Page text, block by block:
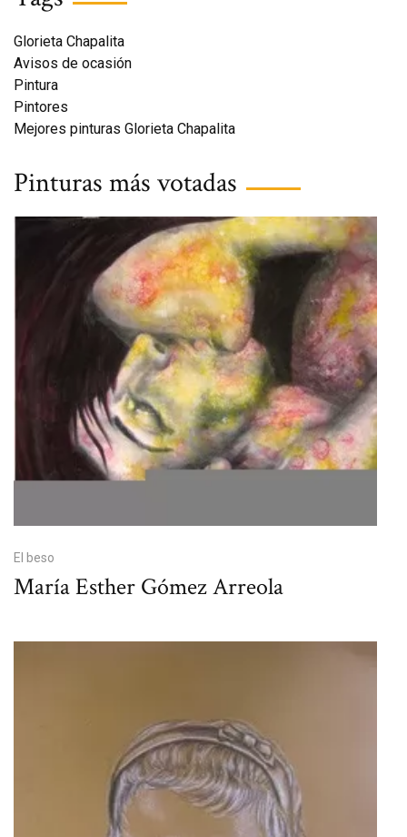
Glorieta Chapalita
Avisos de ocasión
Pintura
Pintores
Mejores pinturas Glorieta Chapalita
Pinturas más votadas
El beso
María Esther Gómez Arreola